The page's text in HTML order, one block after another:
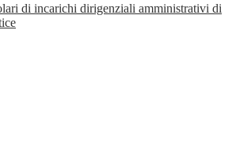
di incarichi dirigenziali amministrativi di